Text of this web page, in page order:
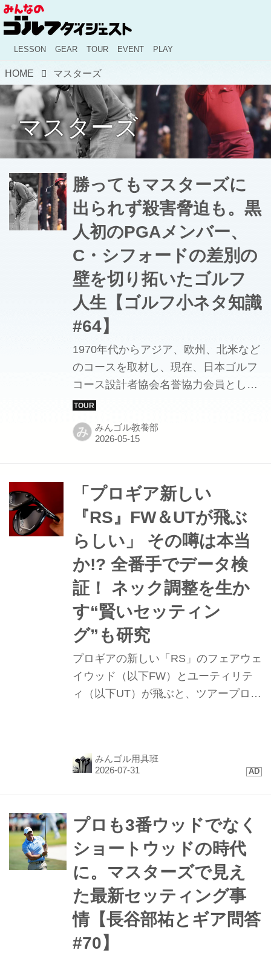
LESSON GEAR TOUR EVENT PLAY
HOME マスターズ
マスターズ
勝ってもマスターズに
出られず殺害脅迫も。黒
人初のPGAメンバー、
C・シフォードの差別の
壁を切り拓いたゴルフ
人生【ゴルフ小ネタ知識
#64】
1970年代からアジア、欧州、北米など
のコースを取材し、現在、日本ゴルフ
コース設計者協会名誉協力会員として
活動する吉川丈雄が、ラウンド中に話
題になる「ゴルフの知識」を綴るコラ
ム。第64回目は、黒人初のPGAツアー
不屈のプロゴルファー人生について。
み みんゴル教養部
「プロギア新しい
『RS』FW＆UTが飛ぶ
らしい」 その噂は本当
か!? 全番手でデータ検
証！ ネック調整を生か
す“賢いセッティン
グ”も研究
プロギアの新しい「RS」のフェアウェ
イウッド（以下FW）とユーティリテ
ィ（以下UT）が飛ぶと、ツアープロや
UTを打ってみたところ、「あれ？ め
の噂の真相を確かめるべく、「RS」
FWと「RS」 UTを試打して検証す
る。
みんゴル用具班
プロも3番ウッドでなく
ショートウッドの時代
に。マスターズで見え
た最新セッティング事
情【長谷部祐とギア問答
#70】